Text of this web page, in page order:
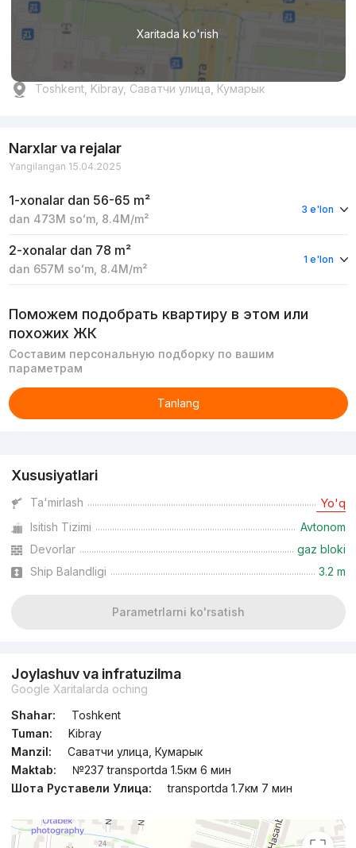
Xaritada ko'rish
Toshkent, Kibray, Саватчи улица, Кумарык
Narxlar va rejalar
Yangilangan 15.04.2025
1-xonalar dan 56-65 m²
dan 473M soʻm, 8.4M/m²
3 e'lon
2-xonalar dan 78 m²
dan 657M soʻm, 8.4M/m²
1 e'lon
Поможем подобрать квартиру в этом или
похожих ЖК
Составим персональную подборку по вашим
параметрам
Tanlang
Xususiyatlari
Ta'mirlash Yo'q
Isitish Tizimi
Avtonom
Devorlar
gaz bloki
Ship Balandligi
3.2 m
Parametrlarni ko'rsatish
Joylashuv va infratuzilma
Google Xaritalarda oching
Shahar:
Toshkent
Tuman:
Kibray
Manzil:
Саватчи улица, Кумарык
Maktab:
№237 transportda 1.5км 6 мин
Шота Руставели Улица:
transportda 1.7км 7 мин